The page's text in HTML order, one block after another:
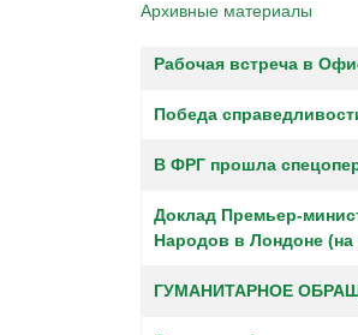
Архивные материалы
Заголовок
Рабочая встреча в
Победа
В ФРГ прошла
Доклад Премьер-
Народов в Лондоне (на
ГУМАНИТАРНОЕ